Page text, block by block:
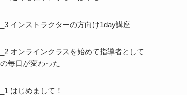
_3 インストラクターの方向け1day講座
_2 オンラインクラスを始めて指導者として
の毎日が変わった
_1 はじめまして！